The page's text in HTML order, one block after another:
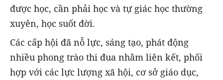
được học, cần phải học và tự giác học thường
xuyên, học suốt đời.
Các cấp hội đã nỗ lực, sáng tạo, phát động
nhiều phong trào thi đua nhằm liên kết, phối
hợp với các lực lượng xã hội, cơ sở giáo dục,